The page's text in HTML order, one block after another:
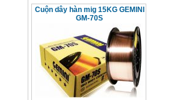
Cuộn dây hàn mig 15KG GEMINI
GM-70S